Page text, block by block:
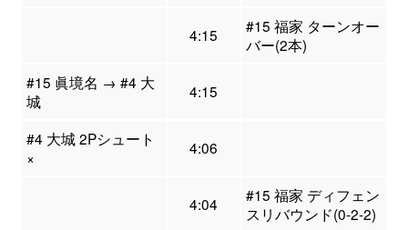
4:15
#15 福家 ターンオー
バー(2本)
#15 眞境名 → #4 大
城
4:15
#4 大城 2Pシュート
×
4:06
4:04
#15 福家 ディフェン
スリバウンド(0-2-2)